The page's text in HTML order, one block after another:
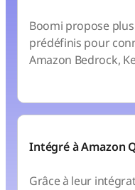
Boomi propose
prédéfinis pour
Amazon Bedrock,
Intégré à Amazon
Grâce à leur